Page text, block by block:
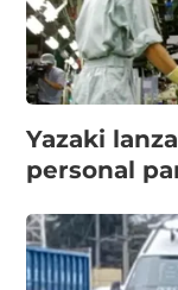
Yazaki
personal